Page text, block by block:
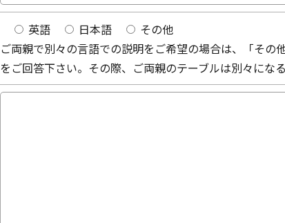
英語 日本語
その他
ご両親で別々の言語での説明をご希望の場合は、「その
をご回答下さい。その際、ご両親のテーブルは別々にな